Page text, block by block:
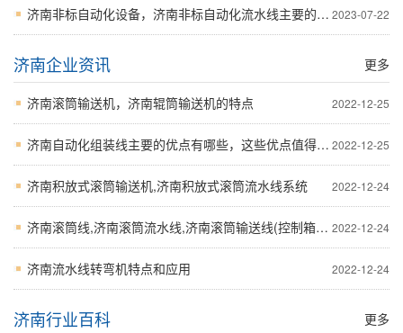
2023-07-22
济南非标自动化设备，济南非标自动化流水线主要的应用的行业
更多
济南企业资讯
2022-12-25
济南滚筒输送机，济南辊筒输送机的特点
2022-12-25
济南自动化组装线主要的优点有哪些，这些优点值得关注
2022-12-24
济南积放式滚筒输送机,济南积放式滚筒流水线系统
2022-12-24
济南滚筒线,济南滚筒流水线,济南滚筒输送线(控制箱运输)技术参考
2022-12-24
济南流水线转弯机特点和应用
更多
济南行业百科